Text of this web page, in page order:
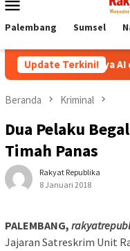
Mobile
Palembang Sumsel
Update Terkini!
AI di Era Digital
Beranda Kriminal
Dua Pelaku
Timah Panas
Rakyat Republika
8 Januari 2018
PALEMBANG,
Jajaran Satreskrim Unit